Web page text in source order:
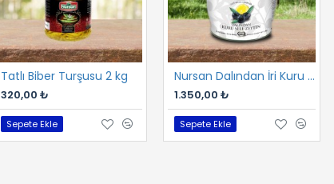
Tatlı Biber Turşusu 2 kg
320,00 ₺
Sepete Ekle
Tatlı Biber Turşusu 720 cc
130,00 ₺
Sepete Ekle
Nursan Dalından İri Kuru Gemlik Sele 2 kg
1.350,00 ₺
Sepete Ekle